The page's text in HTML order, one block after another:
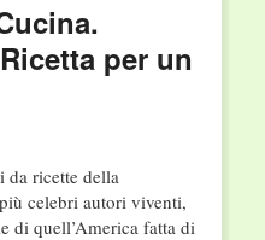
per un
ricette della
celebri autori viventi,
di quell’America fatta di